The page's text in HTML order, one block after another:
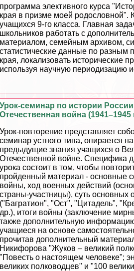
программа элективного курса
края в призме моей родословной".
учащихся 9-го класса. Главная
школьников работать с
материалом, семейным архивом,
статистические данные по разным
края, локализовать исторические
используя научную периодизацию
Урок-семинар по истории
Отечественная война (1941–1945
Урок-повторение представляет
семинар устного типа, опирается на
предыдущие знания учащихся о
Отечественной войне. Специфика
урока состоит в том, чтобы
пройденный материал - основные
войны, ход военных действий
страны-участницы), суть основных
("Багратион", "Ост", "Цитадель",
др.), итоги войны (заключение
также дополнительную
учащиеся на основе
прочитав дополнительный
Никифорова "Жуков – великий
"Повесть о настоящем человеке";
великих полководцев" и "100